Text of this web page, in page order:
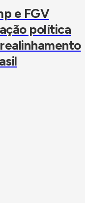
e FGV
política